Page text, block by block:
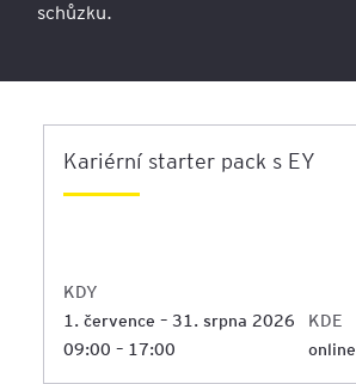
schůzku.
Kariérní starter pack s EY
KDY
1. července – 31. srpna 2026
09:00 – 17:00
KDE
online